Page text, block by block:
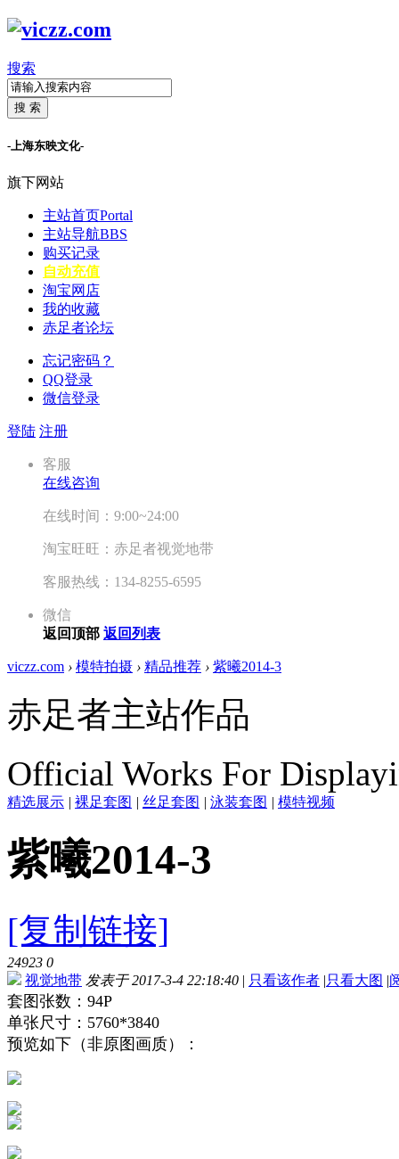
搜索
搜 索
-上海东映文化-
旗下网站
主站首页Portal
主站导航BBS
购买记录
自动充值
淘宝网店
我的收藏
赤足者论坛
忘记密码？
QQ登录
微信登录
登陆 注册
客服
在线咨询
在线时间：9:00~24:00
淘宝旺旺：赤足者视觉地带
客服热线：134-8255-6595
微信
返回顶部 返回列表
viczz.com › 模特拍摄 › 精品推荐 › 紫曦2014-3
赤足者主站作品
Official Works For
精选展示 | 裸足套图 | 丝足套图 | 泳装套图 | 模特视频
紫曦2014-3
[复制链接]
24923 0
视觉地带 发表于 2017-3-4 22:18:40 | 只看该作者 |只看大图 |
套图张数：94P
单张尺寸：5760*3840
预览如下（非原图画质）：